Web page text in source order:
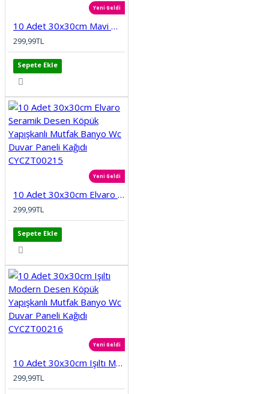
Yeni Geldi
10 Adet 30x30cm Mavi Motifli Desen Köpük Yapışkanlı Mutfak Banyo Duvar Paneli Kağıdı CYCZT00212
299,99TL
Sepete Ekle
Yeni Geldi
10 Adet 30x30cm Elvaro Seramik Desen Köpük Yapışkanlı Mutfak Banyo Wc Duvar Paneli Kağıdı CYCZT00215
299,99TL
Sepete Ekle
Yeni Geldi
10 Adet 30x30cm Işıltı Modern Desen Köpük Yapışkanlı Mutfak Banyo Wc Duvar Paneli Kağıdı CYCZT00216
299,99TL